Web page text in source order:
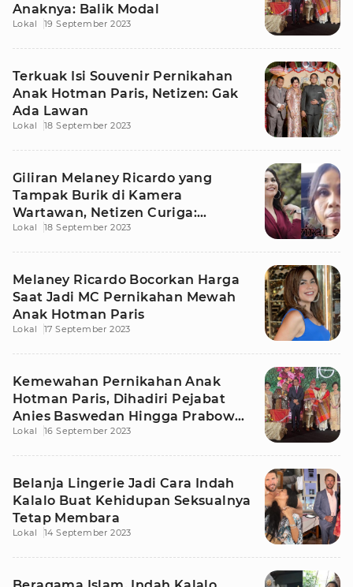
Anaknya: Balik Modal
Lokal 19 September 2023
Terkuak Isi Souvenir Pernikahan
Anak Hotman Paris, Netizen: Gak
Ada Lawan
Lokal 18 September 2023
Giliran Melaney Ricardo yang
Tampak Burik di Kamera
Wartawan, Netizen Curiga:
Sengaja Kali
Lokal 18 September 2023
Melaney Ricardo Bocorkan Harga
Saat Jadi MC Pernikahan Mewah
Anak Hotman Paris
Lokal 17 September 2023
Kemewahan Pernikahan Anak
Hotman Paris, Dihadiri Pejabat
Anies Baswedan Hingga Prabowo
Subianto
Lokal 16 September 2023
Belanja Lingerie Jadi Cara Indah
Kalalo Buat Kehidupan Seksualnya
Tetap Membara
Lokal 14 September 2023